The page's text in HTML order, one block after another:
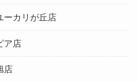
ーカリが丘店
ア店
店